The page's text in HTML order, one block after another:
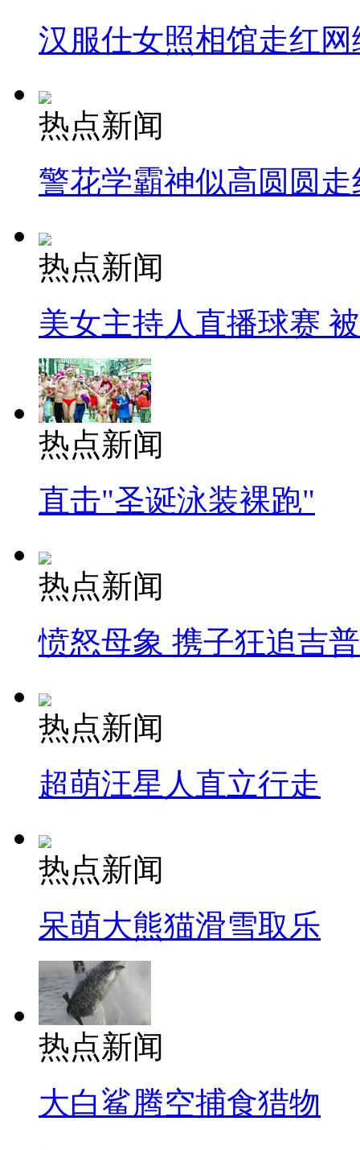
汉服仕女照相馆走红网
热点新闻
警花学霸神似高圆圆走
热点新闻
美女主持人直播球赛
热点新闻
直击"圣诞泳装裸跑"
热点新闻
愤怒母象 携子狂追吉
热点新闻
超萌汪星人直立行走
热点新闻
呆萌大熊猫滑雪取乐
热点新闻
大白鲨腾空捕食猎物